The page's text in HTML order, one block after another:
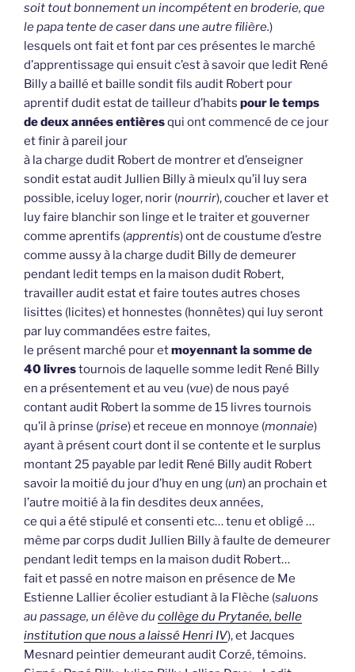
soit tout bonnement un incompétent en broderie, que
le papa tente de caser dans une autre filière.)
lesquels ont fait et font par ces présentes le marché
d’apprentissage qui ensuit c’est à savoir que ledit René
Billy a baillé et baille sondit fils audit Robert pour
aprentif dudit estat de tailleur d’habits pour le temps
de deux années entièresqui ont commencé de ce jour
et finir à pareil jour
à la charge dudit Robert de montrer et d’enseigner
sondit estat audit Jullien Billy à mieulx qu’il luy sera
possible, iceluy loger, norir (nourrir), coucher et laver et
luy faire blanchir son linge et le traiter et gouverner
comme aprentifs (apprentis) ont de coustume d’estre
comme aussy à la charge dudit Billy de demeurer
pendant ledit temps en la maison dudit Robert,
travailler audit estat et faire toutes autres choses
lisittes (licites) et honnestes (honnêtes) qui luy seront
par luy commandées estre faites,
le présent marché pour etmoyennant la somme de
40 livrestournois de laquelle somme ledit René Billy
en a présentement et au veu (vue) de nous payé
contant audit Robert la somme de 15 livres tournois
qu’il à prinse (prise) et receue en monnoye (monnaie)
ayant à présent court dont il se contente et le surplus
montant 25 payable par ledit René Billy audit Robert
savoir la moitié du jour d’huy en ung (un) an prochain et
l’autre moitié à la fin desdites deux années,
ce qui a été stipulé et consenti etc… tenu et obligé …
même par corps dudit Jullien Billy à faulte de demeurer
pendant ledit temps en la maison dudit Robert…
fait et passé en notre maison en présence de Me
Estienne Lallier écolier estudiant à la Flèche (saluons
au passage, un élève du collège du Prytanée, belle
institution que nous a laissé Henri IV), et Jacques
Mesnard peintier demeurant audit Corzé, témoins.